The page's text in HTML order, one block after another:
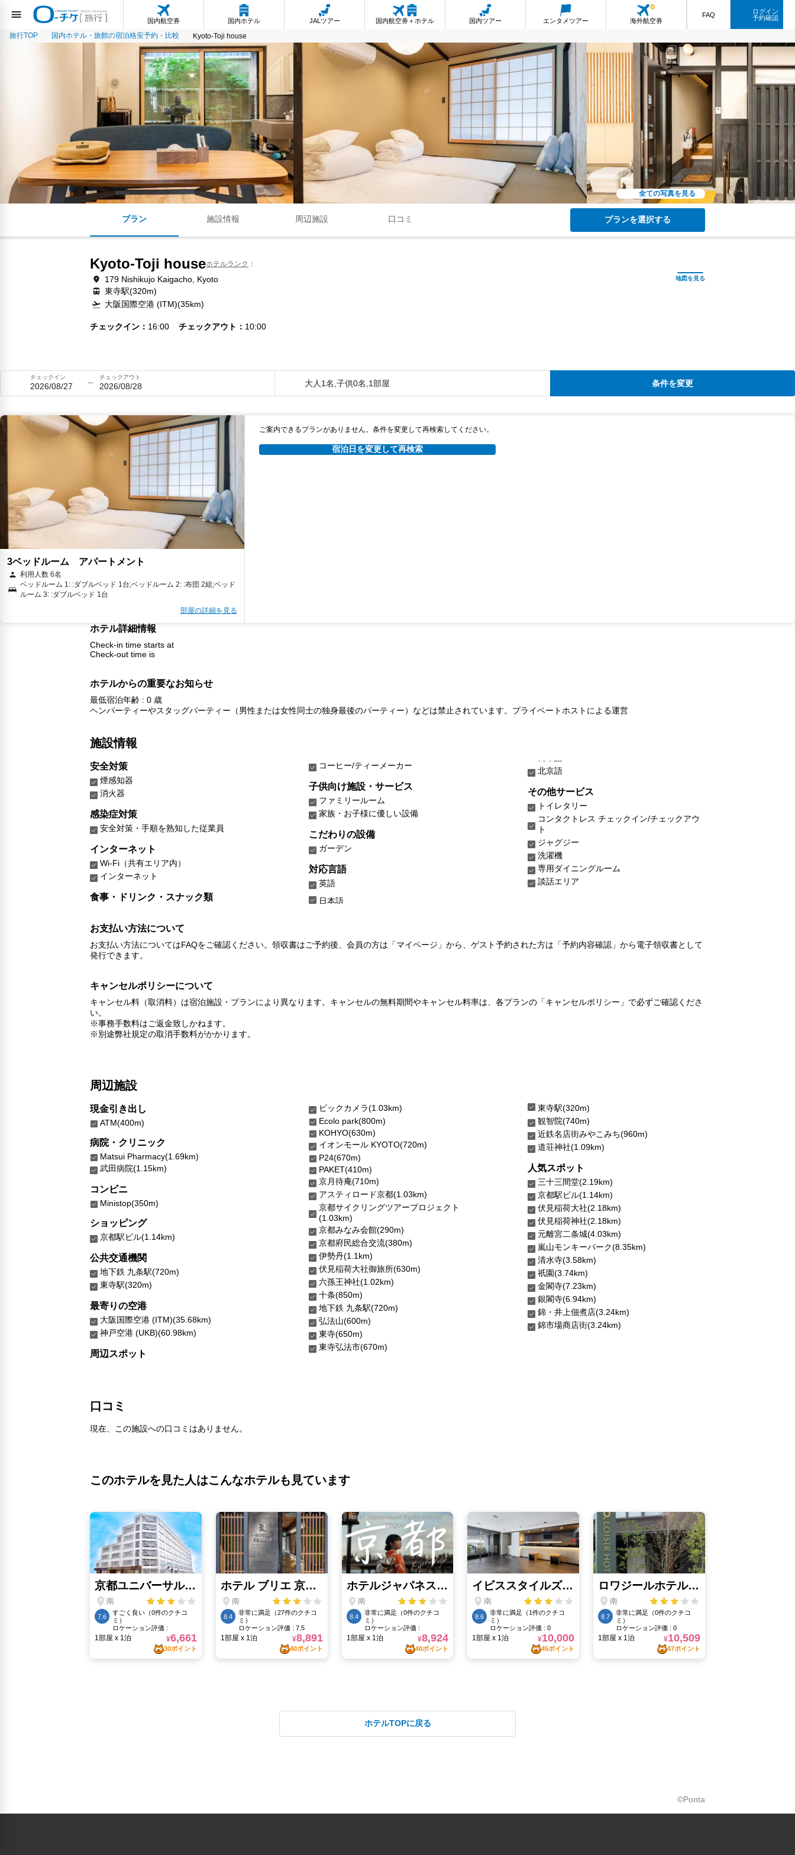
国内航空券 国内ホテル JALツアー 国内航空券＋ホテル 国内ツアー エンタメツアー 海外航空券
FAQ
ログイン
予約確認
旅行TOP 国内ホテル・旅館の宿泊格安予約・比較 Kyoto-Toji house
全ての写真を見る
プラン 施設情報 周辺施設 口コミ プランを選択する
Kyoto-Toji houseホテルランク
179 Nishikujo Kaigacho, Kyoto
東寺駅(320m)
大阪国際空港 (ITM)(35km)
チェックイン 16:00 チェックアウト 10:00
チェックイン
2026/08/27
チェックアウト
2026/08/28 大人1名,子供0名,1部屋 条件を変更
3ベッドルーム アパートメント
利用人数 6名
ベッドルーム 1: :ダブルベッド 1台;ベッドルーム 2: :布団 2組;ベッド
ルーム 3: :ダブルベッド 1台
部屋の詳細を見る
ご案内できるプランがありません。条件を変更して再検索してください。
宿泊日を変更して再検索
ホテル詳細情報
Check-in time starts at
Check-out time is
ホテルからの重要なお知らせ
最低宿泊年齢 : 0 歳
ヘンパーティーやスタッグパーティー（男性または女性同士の独身最後のパーティー）などは禁止されています。プライベートホストによる運営
施設情報
安全対策
煙感知器
消火器
感染症対策
安全対策・手順を熟知した従業員
インターネット
Wi-Fi（共有エリア内）
インターネット
食事・ドリンク・スナック類
コーヒー/ティーメーカー
子供向け施設・サービス
ファミリールーム
家族・お子様に優しい設備
こだわりの設備
ガーデン
対応言語
英語
日本語
北京語
その他サービス
トイレタリー
コンタクトレス チェックイン/チェックアウ
ト
ジャグジー
洗濯機
専用ダイニングルーム
談話エリア
お支払い方法について
お支払い方法についてはFAQをご確認ください。領収書はご予約後、会員の方は「マイページ」から、ゲスト予約された方は「予約内容確認」から電子領収書として
発行できます。
キャンセルポリシーについて
キャンセル料（取消料）は宿泊施設・プランにより異なります。キャンセルの無料期間やキャンセル料率は、各プランの「キャンセルポリシー」で必ずご確認くださ
い。
※事務手数料はご返金致しかねます。
※別途弊社規定の取消手数料がかかります。
周辺施設
現金引き出し
ATM(400m)
病院・クリニック
Matsui Pharmacy(1.69km)
武田病院(1.15km)
コンビニ
Ministop(350m)
ショッピング
京都駅ビル(1.14km)
公共交通機関
地下鉄 九条駅(720m)
東寺駅(320m)
最寄りの空港
大阪国際空港 (ITM)(35.68km)
神戸空港 (UKB)(60.98km)
周辺スポット
ビックカメラ(1.03km)
Ecolo park(800m)
KOHYO(630m)
イオンモール KYOTO(720m)
P24(670m)
PAKET(410m)
京月待庵(710m)
アスティロード京都(1.03km)
京都サイクリングツアープロジェクト
(1.03km)
京都みなみ会館(290m)
京都府民総合交流(380m)
伊勢丹(1.1km)
伏見稲荷大社御旅所(630m)
六孫王神社(1.02km)
十条(850m)
地下鉄 九条駅(720m)
弘法山(600m)
東寺(650m)
東寺弘法市(670m)
東寺駅(320m)
観智院(740m)
近鉄名店街みやこみち(960m)
道荘神社(1.09km)
人気スポット
三十三間堂(2.19km)
京都駅ビル(1.14km)
伏見稲荷大社(2.18km)
伏見稲荷神社(2.18km)
元離宮二条城(4.03km)
嵐山モンキーパーク(8.35km)
清水寺(3.58km)
祇園(3.74km)
金閣寺(7.23km)
銀閣寺(6.94km)
錦・井上佃煮店(3.24km)
錦市場商店街(3.24km)
口コミ
現在、この施設への口コミはありません。
このホテルを見た人はこんなホテルも見ています
ホテルTOPに戻る
©Ponta